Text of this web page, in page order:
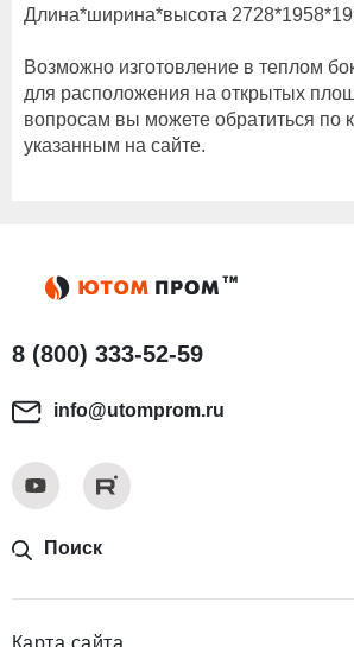
Длина*ширина*высота
Возможно изготовление в теплом
для расположения на открытых
вопросам вы можете обратиться по
указанным на сайте.
8 (800) 333-52-59
info@utomprom.ru
Поиск
Карта сайта